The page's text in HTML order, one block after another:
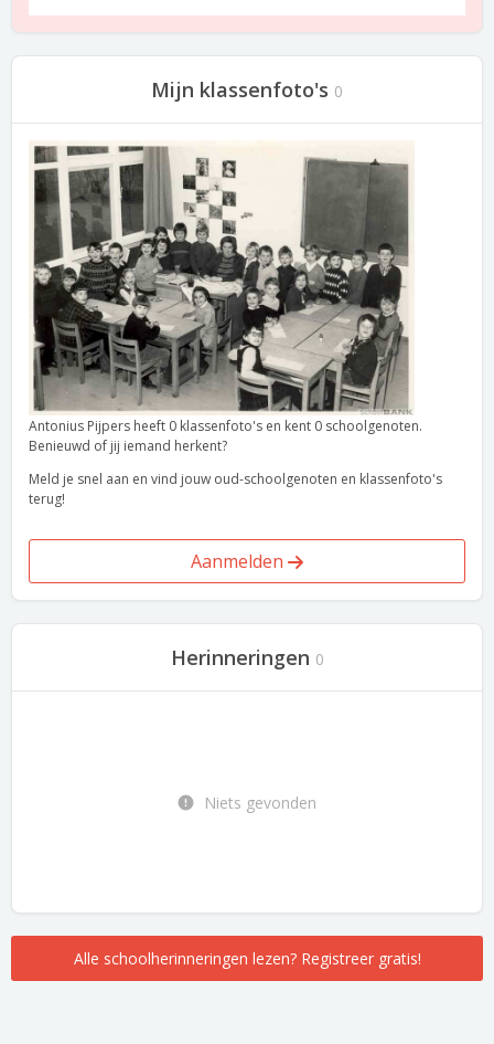
Mijn klassenfoto's 0
Antonius Pijpers heeft 0 klassenfoto's en kent 0 schoolgenoten.
Benieuwd of jij iemand herkent?
Meld je snel aan en vind jouw oud-schoolgenoten en klassenfoto's
terug!
Aanmelden
Herinneringen 0
Niets gevonden
Alle schoolherinneringen lezen? Registreer gratis!